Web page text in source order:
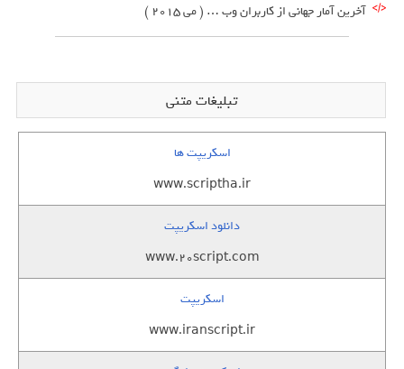
آخرین آمار جهانی از کاربران وب … ( می 2015 )
تبلیغات متنی
اسکریپت ها
www.scriptha.ir
دانلود اسکریپت
www.20script.com
اسکریپت
www.iranscript.ir